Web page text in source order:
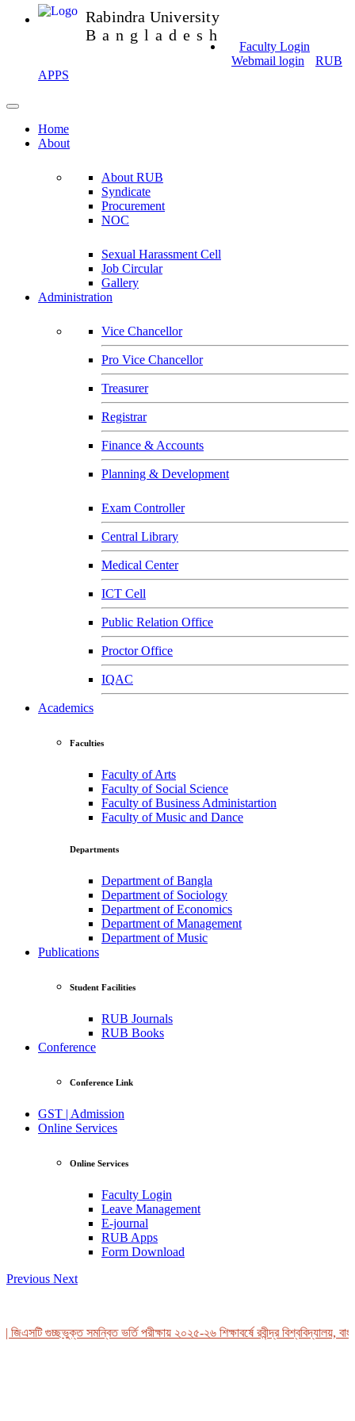
Rabindra University
Bangladesh
Faculty Login
Webmail login
RUB
APPS
Home
About
About RUB
Syndicate
Procurement
NOC
Sexual Harassment Cell
Job Circular
Gallery
Administration
Vice Chancellor
Pro Vice Chancellor
Treasurer
Registrar
Finance & Accounts
Planning & Development
Exam Controller
Central Library
Medical Center
ICT Cell
Public Relation Office
Proctor Office
IQAC
Academics
Faculties
Faculty of Arts
Faculty of Social Science
Faculty of Business Administartion
Faculty of Music and Dance
Departments
Department of Bangla
Department of Sociology
Department of Economics
Department of Management
Department of Music
Publications
Student Facilities
RUB Journals
RUB Books
Conference
Conference Link
GST | Admission
Online Services
Online Services
Faculty Login
Leave Management
E-journal
RUB Apps
Form Download
Previous Next
গুচ্ছভুক্ত সমন্বিত ভর্তি পরীক্ষায় ২০২৫-২৬ শিক্ষাবর্ষে রবীন্দ্র বিশ্ববিদ্যালয়,